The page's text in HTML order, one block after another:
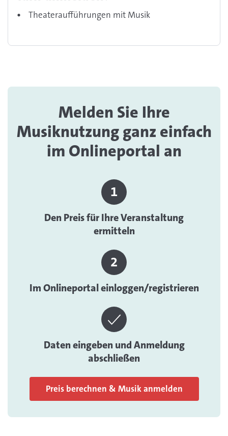
Theateraufführungen mit Musik
Melden Sie Ihre
Musiknutzung ganz einfach
im Onlineportal an
Den Preis für Ihre Veranstaltung
ermitteln
Im Onlineportal einloggen/registrieren
Daten eingeben und Anmeldung
abschließen
Preis berechnen & Musik anmelden